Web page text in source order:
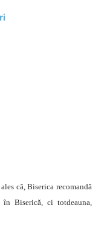
că, Biserica recomandă
Biserică, ci totdeauna,